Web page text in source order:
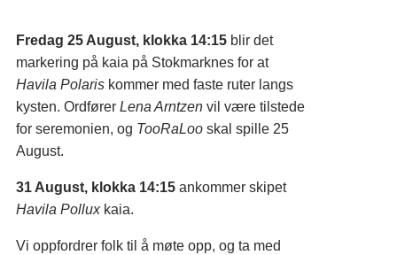
Fredag 25 August, klokka 14:15 blir det
markering på kaia på Stokmarknes for at
Havila Polaris kommer med faste ruter langs
kysten. Ordfører Lena Arntzen vil være tilstede
for seremonien, og TooRaLoo skal spille 25
August.
31 August, klokka 14:15 ankommer skipet
Havila Polluxkaia.
Vi oppfordrer folk til å møte opp, og ta med